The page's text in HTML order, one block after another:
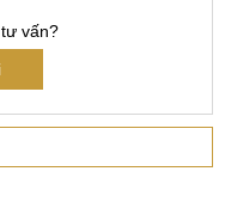
nên kính lưng của điện
độ bền giảm đi nên
sau điện thoại
vấn?